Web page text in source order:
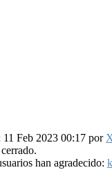
Feb 2023 00:17 por
han agradecido: